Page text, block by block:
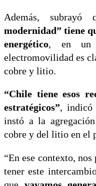
Además, subrayó
modernidad” tiene
energético, en un
electromovilidad es
cobre y litio.
“Chile tiene esos
estratégicos”, indicó
instó a la
cobre y del litio en el
“En ese contexto,
tener este